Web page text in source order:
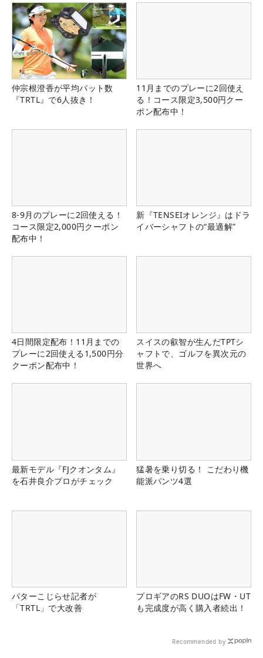
仲宗根澄香が平均パット数
『TRTL』で6人抜き！
11月までのプレーに2回使え
る！コース限定3,500円クー
ポン配布中！
8-9月のプレーに2回使える！
コース限定2,000円クーポン
配布中！
新『TENSEIオレンジ』はドラ
イバーシャフトの“最適解”
4日間限定配布！11月までの
プレーに2回使える1,500円分
クーポン配布中！
スイスの叡智が生んだTPTシ
ャフトで、ゴルフを異次元の
世界へ
最新モデル『FJクオンタム』
を石井良介プロがチェック
猛暑を乗り切る！ こだわり機
能派パンツ4選
パターこじらせ記者が
「TRTL」で大改善
プロギアのRS DUOはFW・UT
も完成度が高く購入者続出！
Recommended by